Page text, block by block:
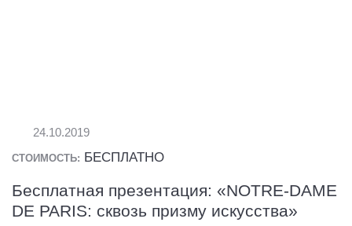
24.10.2019
СТОИМОСТЬ: БЕСПЛАТНО
Бесплатная презентация: «NOTRE-DAME
DE PARIS: сквозь призму искусства»